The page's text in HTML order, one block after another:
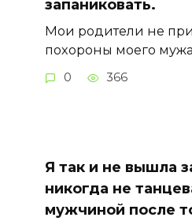
запаниковать.
Мои родители не
похороны моего
0 366
Я так и не вышла
никогда не
мужчиной после